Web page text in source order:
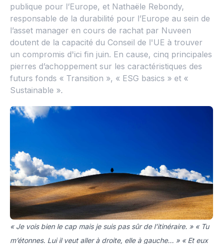
publique pour l’Europe, et Nathaële Rebondy,
responsable de la durabilité pour l’Europe au sein de
l’asset manager en cours de rachat par Nuveen
doutent de la capacité du Conseil de l'UE à trouver
un compromis d'ici fin juin. En cause, cinq principales
pierres d’achoppement sur les caractéristiques des
futurs fonds « Transition », « ESG basics » et «
Sustainable ».
« Je vois bien le cap mais je suis pas sûr de l’itinéraire. » « Tu
m’étonnes. Lui il veut aller à droite, elle à gauche… » « Et eux